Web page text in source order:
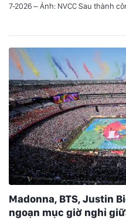
7-2026 – Ảnh: NVCC Sau thành
Madonna, BTS, Justin
ngoạn mục giờ nghỉ